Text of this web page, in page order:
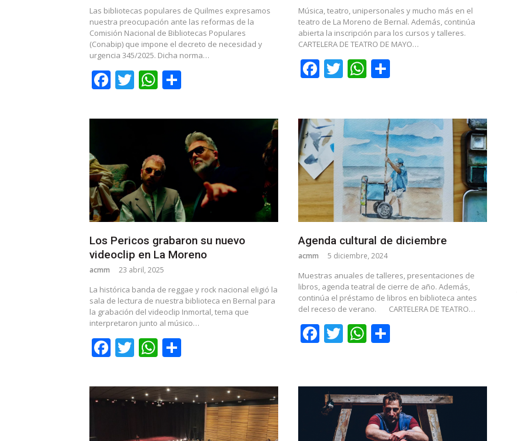
Las bibliotecas populares de Quilmes expresamos
nuestra preocupación ante las reformas de la
Comisión Nacional de Bibliotecas Populares
(Conabip) que impone el decreto de necesidad y
urgencia 345/2025. Dicha norma…
Facebook
TwitterWhatsApp
Música, teatro, unipersonales y mucho más en el
teatro de La Moreno de Bernal. Además, continúa
abierta la inscripción para los cursos y talleres.
CARTELERA DE TEATRO DE MAYO…
Facebook
Twitter
WhatsApp
Share
Los Pericos grabaron su nuevo
videoclip en La Moreno
acmm 23 abril, 2025
La histórica banda de reggae y rock nacional eligió la
sala de lectura de nuestra biblioteca en Bernal para
la grabación del videoclip Inmortal, tema que
interpretaron junto al músico…
Facebook
TwitterWhatsApp
Agenda cultural de diciembre
acmm 5 diciembre, 2024
Muestras anuales de talleres, presentaciones de
libros, agenda teatral de cierre de año. Además,
continúa el préstamo de libros en biblioteca antes
del receso de verano.
CARTELERA DE TEATRO…
Facebook
Twitter
WhatsApp
Share